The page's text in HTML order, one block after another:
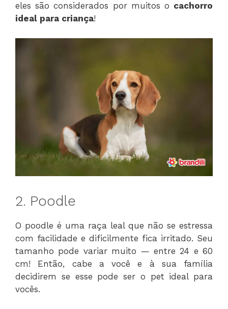
eles são considerados por muitos o cachorro
ideal para criança!
2. Poodle
O poodle é uma raça leal que não se estressa
com facilidade e dificilmente fica irritado. Seu
tamanho pode variar muito — entre 24 e 60
cm! Então, cabe a você e à sua família
decidirem se esse pode ser o pet ideal para
vocês.